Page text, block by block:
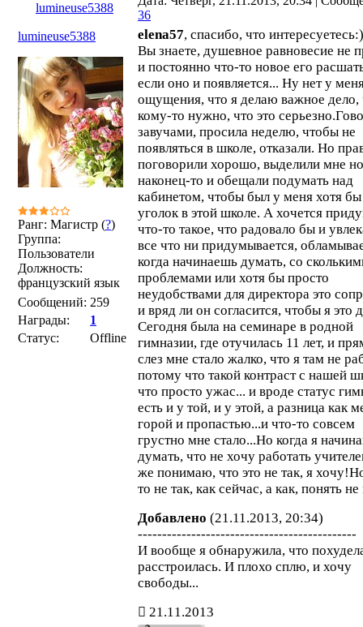
lumineuse5388
36
lumineuse5388
Ранг: Магистр (?)
Группа:
Пользователи
Должность:
французский язык
Сообщений: 259
Награды:
1
Статус:
Offline
elena57, спасибо, что
Вы знаете, душевное равновесие не
и постоянно что-то новое его
если оно и появляется... Ну нет у
ощущения, что я делаю важное дело,
кому-то нужно, что это
завучами, просила неделю, чтобы не
появляться в школе, отказали. Но
поговорили хорошо, выделили мне
наконец-то и обещали подумать над
кабинетом, чтобы был у меня хотя
уголок в этой школе. А хочется
что-то такое, что радовало бы и
все что ни придумывается,
когда начинаешь думать, со
проблемами или хотя бы просто
неудобствами для директора это
и вряд ли он согласится, чтобы я это
Сегодня была на семинаре в родной
гимназии, где отучилась 11 лет, и
слез мне стало жалко, что я там не
потому что такой контраст с нашей
что просто ужас... и вроде статус
есть и у той, и у этой, а разница как
горой и пропастью...и что-то совсем
грустно мне стало...Но когда я
думать, что не хочу работать
же понимаю, что это не так, я
то не так, как сейчас, а как, понять не
Добавлено (21.11.2013, 20:34)
---------------------------------------------
И вообще я обнаружила, что
расстроилась. И плохо сплю, и хочу
свободы...
21.11.2013